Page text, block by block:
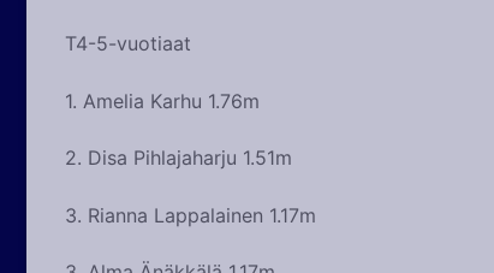
T4-5-vuotiaat
1. Amelia Karhu 1.76m
2. Disa Pihlajaharju 1.51m
3. Rianna Lappalainen 1.17m